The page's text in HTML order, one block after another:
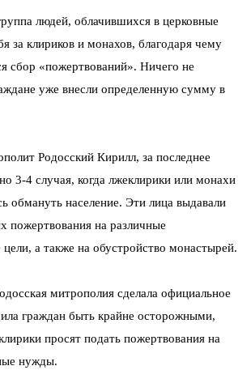
людей, облачившихся в церковные
за клириков и монахов, благодаря чему
сбор «пожертвований». Ничего не
уже внесли определенную сумму в
Родосский Кирилл, за последнее
3-4 случая, когда лжеклирики или монахи
обмануть население. Эти лица выдавали
пожертвования на различные
цели, а также на обустройство монастырей.
митрополия сделала официальное
граждан быть крайне осторожными,
просят подать пожертвования на
нужды.